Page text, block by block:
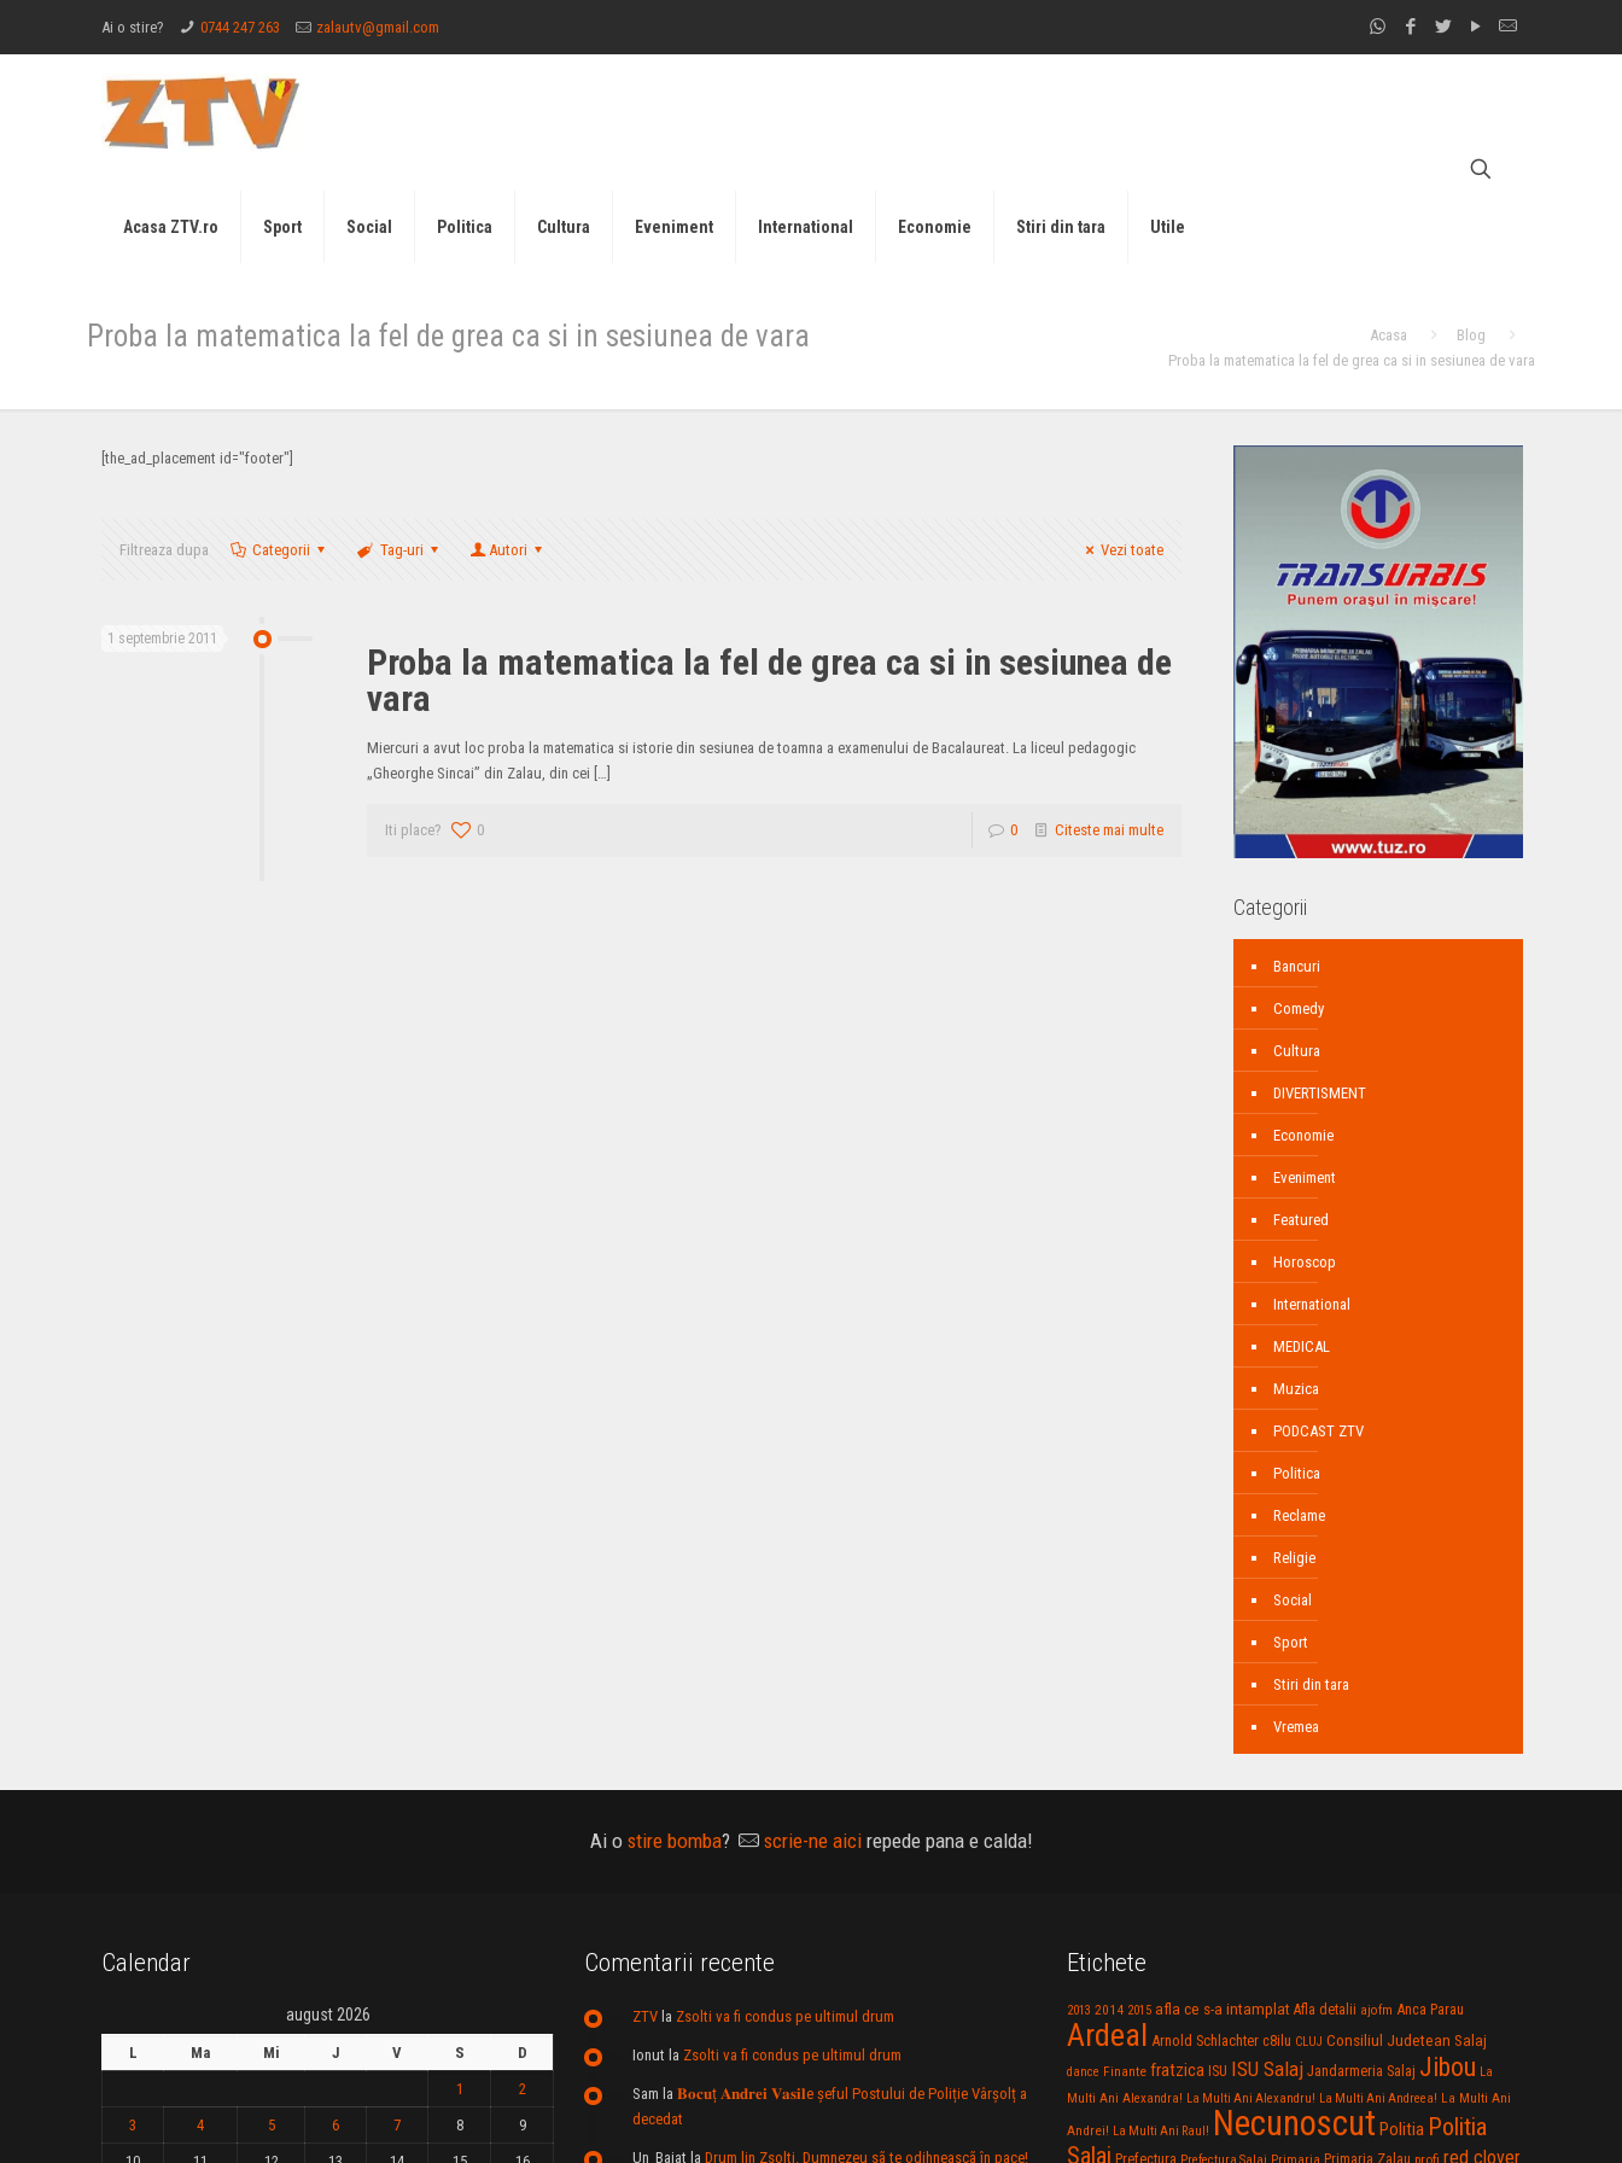
Ai o stire? 0744 247 263 zalautv@gmail.com
Acasa ZTV.ro Sport Social Politica Cultura Eveniment International Economie Stiri din tara Utile
Proba la matematica la fel de grea ca si in sesiunea de vara Acasa
Blog
Proba la matematica la fel de grea ca si in sesiunea de vara
[the_ad_placement id="footer"]
Filtreaza dupa Categorii Tag-uri Autori Vezi toate
1 septembrie 2011
Proba la matematica la fel de grea ca si in sesiunea de
vara
Miercuri a avut loc proba la matematica si istorie din sesiunea de toamna a examenului de Bacalaureat. La liceul pedagogic
„Gheorghe Sincai” din Zalau, din cei […]
Iti place? 0 0 Citeste mai multe
Categorii
Bancuri
Comedy
Cultura
DIVERTISMENT
Economie
Eveniment
Featured
Horoscop
International
MEDICAL
Muzica
PODCAST ZTV
Politica
Reclame
Religie
Social
Sport
Stiri din tara
Vremea
Ai o stire bomba? scrie-ne aicirepede pana e calda!
Calendar
august 2026
L Ma Mi J V S
D
1
2
3
4 5 6 7 8
9
Comentarii recente
ZTVla Zsolti va fi condus pe ultimul drum
Ionut la Zsolti va fi condus pe ultimul drum
Sam la 𝐁𝐨𝐜𝐮ț 𝐀𝐧𝐝𝐫𝐞𝐢 𝐕𝐚𝐬𝐢𝐥e şeful Postului de Poliție Vârșolț a
decedat
Un_Baiat la Drum lin Zsolti. Dumnezeu sã te odihneascã în pace!
Etichete
2013 2014 2015 afla ce s-a intamplat Afla detalii ajofm Anca Parau
Ardeal Arnold Schlachter c8ilu CLUJ Consiliul Judetean Salaj
dance Finante fratzica ISU ISU Salaj Jandarmeria Salaj Jibou La
Multi Ani Alexandra! La Multi Ani Alexandru! La Multi Ani Andreea! La Multi Ani
Andrei! La Multi Ani Raul! Necunoscut Politia Politia
Salaj Prefectura Primaria Zalau profi red clover